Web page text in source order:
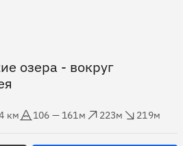
озера - вокруг
км
высота
106 — 161м
223м
219м